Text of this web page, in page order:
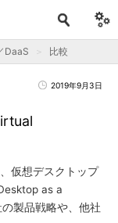
DaaS 比較
2019年9月3日
仮想デスクトップ
as a
製品戦略や、他社